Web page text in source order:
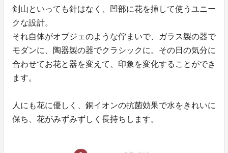
剣山といっても針はなく、凹部に花を挿して使うユニー
クな設計。
それ自体がオブジェのような佇まいで、ガラス製の器で
モダンに、陶器製の器でクラシックに。その日の気分に
合わせてお花と器を変えて、印象を変化することができ
ます。
人にも花に優しく、銅イオンの抗菌効果で水をきれいに
保ち、花がみずみずしく長持ちします。